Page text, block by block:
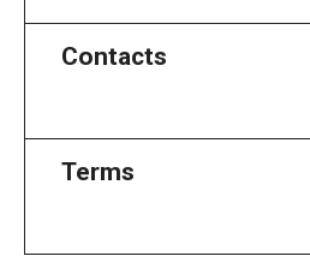
Contacts
Terms